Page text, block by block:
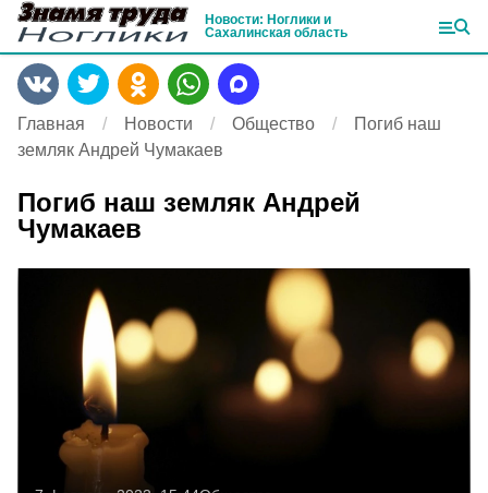
Новости: Ноглики и
Сахалинская область
Главная Новости Общество
Погиб наш
земляк Андрей Чумакаев
Погиб наш земляк Андрей
Чумакаев